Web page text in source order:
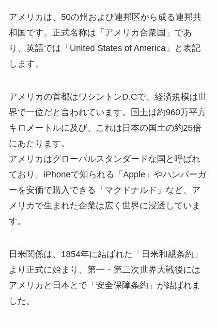
アメリカは、50の州および連邦区から成る連邦共
和国です。正式名称は「アメリカ合衆国」であ
り、英語では「United States of America」と表記
します。
アメリカの首都はワシントンD.Cで、経済規模は世
界で一位だと言われています。国土は約960万平方
キロメートルに及び、これは日本の国土の約25倍
にあたります。
アメリカはグローバルスタンダードな国と呼ばれ
ており、iPhoneで知られる「Apple」やハンバーガ
ーを安価で購入できる「マクドナルド」など、ア
メリカで生まれた企業は広く世界に浸透していま
す。
日米関係は、1854年に結ばれた「日米和親条約」
より正式に始まり、第一・第二次世界大戦後には
アメリカと日本とで「安全保障条約」が結ばれま
した。